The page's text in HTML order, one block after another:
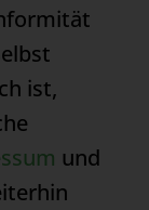
ist,
und